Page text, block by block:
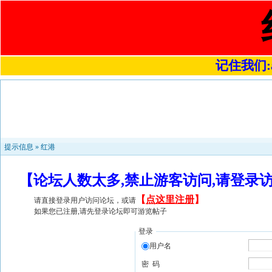
记住我们
提示信息 » 红港
【论坛人数太多,禁止游客访问,请登
请直接登录用户访问论坛，或请 【 点这里注册】
如果您已注册,请先登录论坛即可游览帖子
登录
用户名
密 码